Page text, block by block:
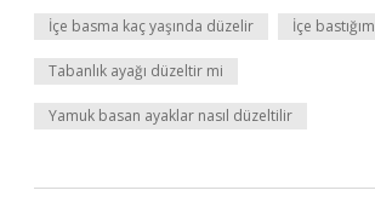
İçe basma kaç yaşında düzelir İçe
Tabanlık ayağı düzeltir mi
Yamuk basan ayaklar nasıl düzeltilir